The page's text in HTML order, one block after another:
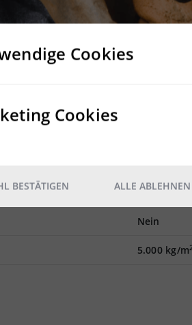
Musterbilder.
stehen wir gerne
4
Nein
Nein
5.000 kg/m
Cookies
Cookies
BESTÄTIGEN ALLE ABLEHNEN